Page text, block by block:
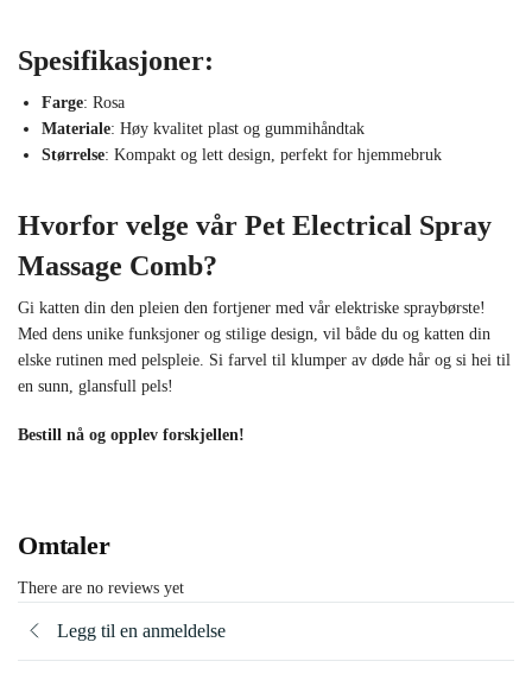
Spesifikasjoner:
Farge: Rosa
Materiale: Høy kvalitet plast og gummihåndtak
Størrelse: Kompakt og lett design, perfekt for hjemmebruk
Hvorfor velge vår Pet Electrical Spray
Massage Comb?
Gi katten din den pleien den fortjener med vår elektriske spraybørste!
Med dens unike funksjoner og stilige design, vil både du og katten din
elske rutinen med pelspleie. Si farvel til klumper av døde hår og si hei til
en sunn, glansfull pels!
Bestill nå og opplev forskjellen!
Omtaler
There are no reviews yet
Legg til en anmeldelse